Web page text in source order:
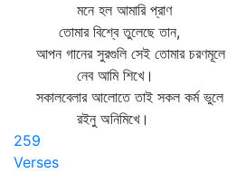
মনে হল আমারি প্রাণ
তোমার বিশ্বে তুলেছে তান,
আপন গানের সুরগুলি সেই তোমার চরণমূলে
নেব আমি শিখে।
সকালবেলার আলোতে তাই সকল কর্ম ভুলে
রইনু অনিমিখে।
259
Verses